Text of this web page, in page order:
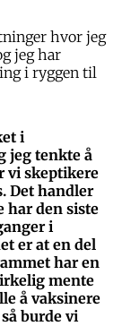
hvor jeg
jeg har
i ryggen til
i
jeg tenkte å
vi skeptikere
Det handler
har den siste
i
er at en del
har en
mente
å vaksinere
så burde vi